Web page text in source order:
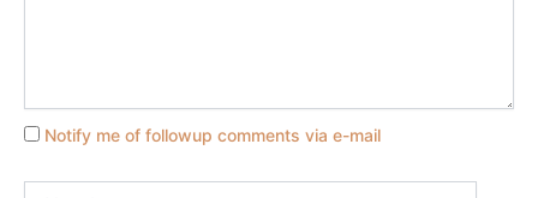
Notify me of followup comments via e-mail